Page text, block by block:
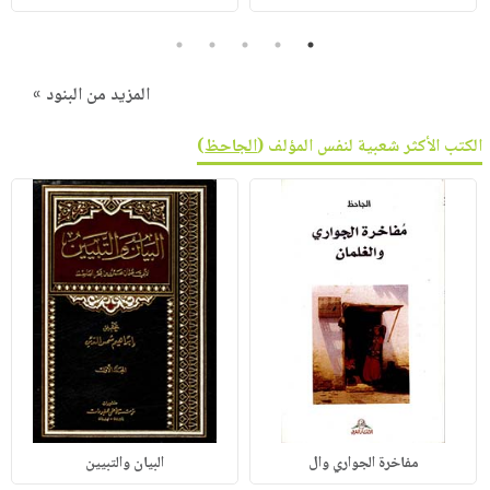
1
2
3
4
5
المزيد من البنود »
الكتب الأكثر شعبية لنفس المؤلف (الجاحظ)
مفاخرة الجواري وال البيان والتبيين